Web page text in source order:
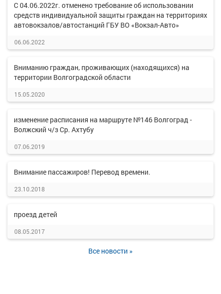
С 04.06.2022г. отменено требование об использовании
средств индивидуальной защиты граждан на территориях
автовокзалов/автостанций ГБУ ВО «Вокзал-Авто»
06.06.2022
Вниманию граждан, проживающих (находящихся) на
территории Волгоградской области
15.05.2020
изменение расписания на маршруте №146 Волгоград -
Волжский ч/з Ср. Ахтубу
07.06.2019
Внимание пассажиров! Перевод времени.
23.10.2018
проезд детей
08.05.2017
Все новости »